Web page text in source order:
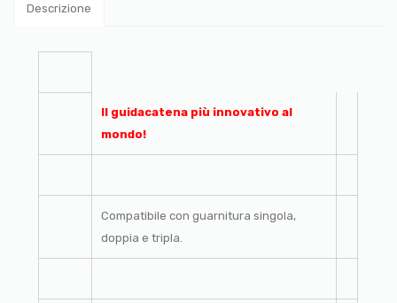
Descrizione
Il guidacatena più innovativo al
mondo!
Compatibile con guarnitura singola,
doppia e tripla.